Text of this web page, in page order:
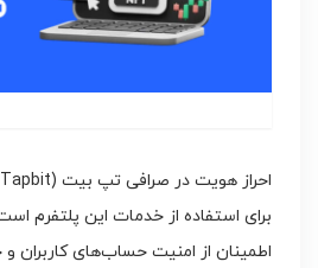
برای استفاده از خدمات این پلتفرم
اطمینان از امنیت حساب‌های کاربران